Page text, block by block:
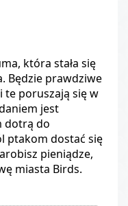
która stała się
Będzie prawdziwe
te poruszają się w
jest
dotrą do
ptakom dostać się
pieniądze,
miasta Birds.